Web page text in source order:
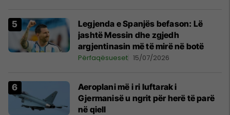
Legjenda e Spanjës befason: Lë
jashtë Messin dhe zgjedh
argjentinasin më të mirë në botë
Përfaqësueset 15/07/2026
Aeroplani më i ri luftarak i
Gjermanisë u ngrit për herë të parë
në qiell